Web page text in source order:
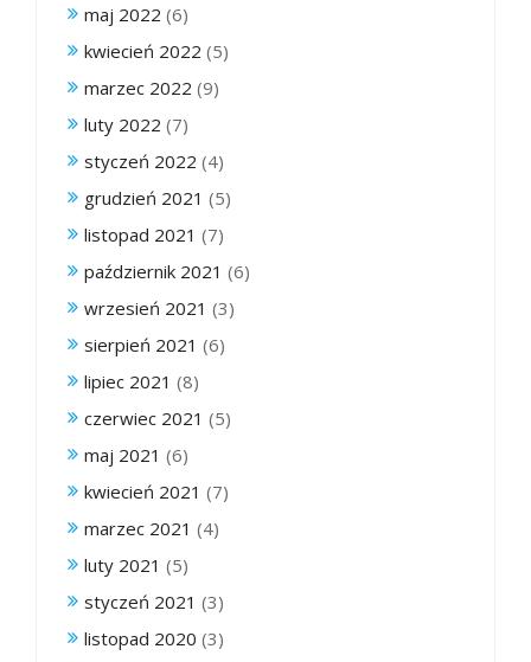
maj 2022 (6)
kwiecień 2022 (5)
marzec 2022 (9)
luty 2022 (7)
styczeń 2022 (4)
grudzień 2021 (5)
listopad 2021 (7)
październik 2021 (6)
wrzesień 2021 (3)
sierpień 2021 (6)
lipiec 2021 (8)
czerwiec 2021 (5)
maj 2021 (6)
kwiecień 2021 (7)
marzec 2021 (4)
luty 2021 (5)
styczeń 2021 (3)
listopad 2020 (3)